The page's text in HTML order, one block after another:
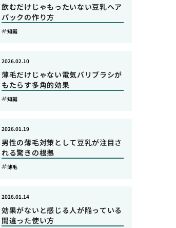
飲むだけじゃもったいない豆乳ヘア
パックの作り方
知識
薄毛だけじゃない電気バリブラシが
もたらす多角的効果
2026.02.10
知識
男性の薄毛対策として豆乳が注目さ
れる驚きの根拠
2026.01.19
薄毛
効果がないと感じる人が陥っている
間違った使い方
2026.01.14